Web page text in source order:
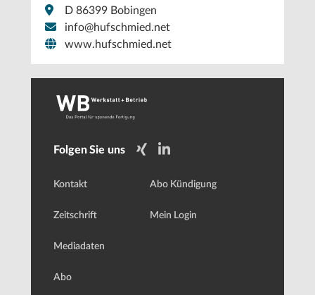
D 86399 Bobingen
info@hufschmied.net
www.hufschmied.net
Folgen Sie uns
Kontakt
Zeitschrift
Mediadaten
Abo
Abo Kündigung
Mein Login